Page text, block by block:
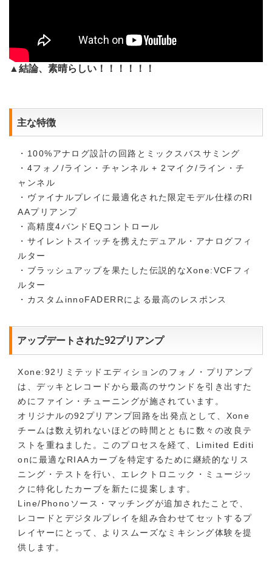
▲結論、素晴らしい！！！！！！
主な特徴
・100%アナログ設計の回路とミックスバスサミング
・4フォノ/ライン・チャンネル + 2マイク/ライン・チ
ャンネル
・ヴァイナルプレイに最適化された限定モデル仕様のRI
AAプリアンプ
・高精度4バンドEQコントロール
・サイレントスイッチを携えたデュアル・アナログフィ
ルター
・ブラッシュアップを果たした伝説的なXone:VCFフィ
ルター
・カスタムinnoFADERRによる最高のレスポンス
アップデートされた92プリアンプ
Xone:92リミテッドエディションのフォノ・プリアンプ
は、デッキとレコードから最高のサウンドを引き出すた
めにファイン・チューニングが施されています。
オリジナルの92プリアンプ回路を出発点として、Xone
チームは数え切れないほどの時間とともに数々の改良テ
ストを重ねました。このプロセスを経て、Limited Editi
onに最適なRIAAカーブを特定するために継続的なリス
ニング・テストを行い、エレクトロニック・ミュージッ
クに特化したカーブを新たに提案します。
Line/Phonoソース・マッチングが追加されたことで、
レコードとデジタルプレイを組み合わせてセットするプ
レイヤーにとって、よりスムーズなミキシング体験を提
供します。